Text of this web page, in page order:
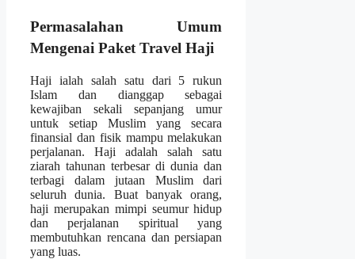
Permasalahan Umum
Mengenai Paket Travel Haji
Haji ialah salah satu dari 5 rukun
Islam dan dianggap sebagai
kewajiban sekali sepanjang umur
untuk setiap Muslim yang secara
finansial dan fisik mampu melakukan
perjalanan. Haji adalah salah satu
ziarah tahunan terbesar di dunia dan
terbagi dalam jutaan Muslim dari
seluruh dunia. Buat banyak orang,
haji merupakan mimpi seumur hidup
dan perjalanan spiritual yang
membutuhkan rencana dan persiapan
yang luas.